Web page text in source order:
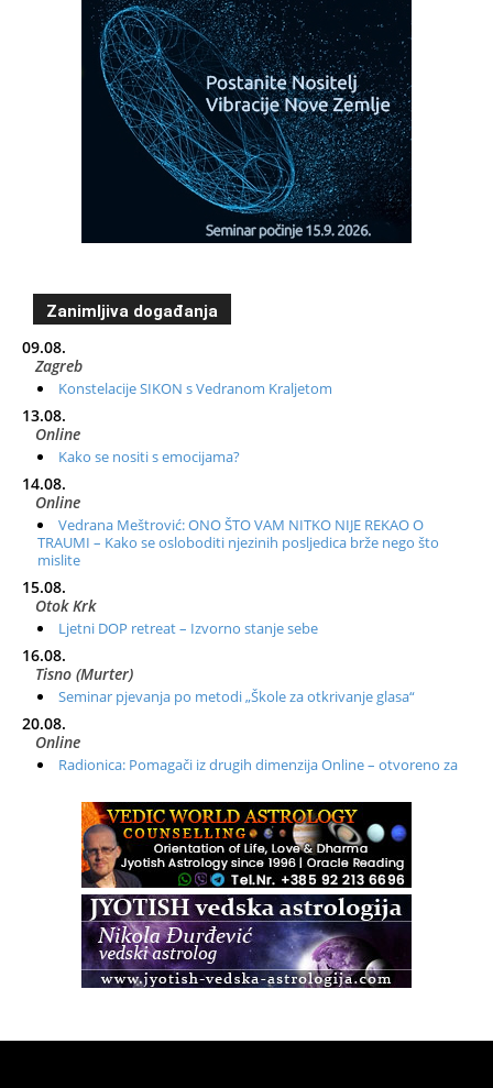
Zanimljiva događanja
09.08.
Zagreb
Konstelacije SIKON s Vedranom Kraljetom
13.08.
Online
Kako se nositi s emocijama?
14.08.
Online
Vedrana Meštrović: ONO ŠTO VAM NITKO NIJE REKAO O
TRAUMI – Kako se osloboditi njezinih posljedica brže nego što
mislite
15.08.
Otok Krk
Ljetni DOP retreat – Izvorno stanje sebe
16.08.
Tisno (Murter)
Seminar pjevanja po metodi „Škole za otkrivanje glasa“
20.08.
Online
Radionica: Pomagači iz drugih dimenzija Online – otvoreno za
Zagreb+Online
Osnovni ThetaHealing® tečaj, Zagreb i Online
Access BARS®, otpusti stres
Access Energetski Facelift®